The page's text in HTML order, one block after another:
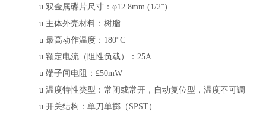
u 双金属碟片尺寸： φ12.8mm (1/2”)
u 主体外壳材料：树脂
u 最高动作温度： 180°C
u 额定电流（阻性负载）： 25A
u 端子间电阻： £50mW
u 温度特性类型：常闭或常开，自动复位型，温度不可调
u 开关结构：单刀单掷（ SPST）